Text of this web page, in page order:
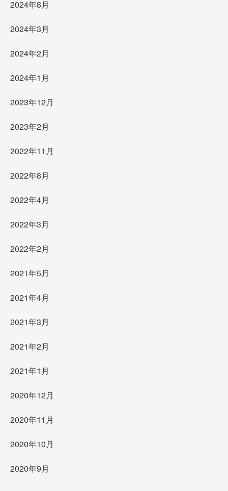
2024年8月
2024年3月
2024年2月
2024年1月
2023年12月
2023年2月
2022年11月
2022年8月
2022年4月
2022年3月
2022年2月
2021年5月
2021年4月
2021年3月
2021年2月
2021年1月
2020年12月
2020年11月
2020年10月
2020年9月